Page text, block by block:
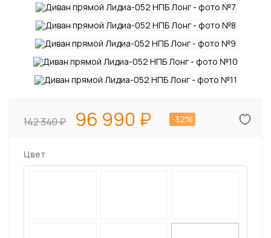
142 340 96 990 -32%
Цвет